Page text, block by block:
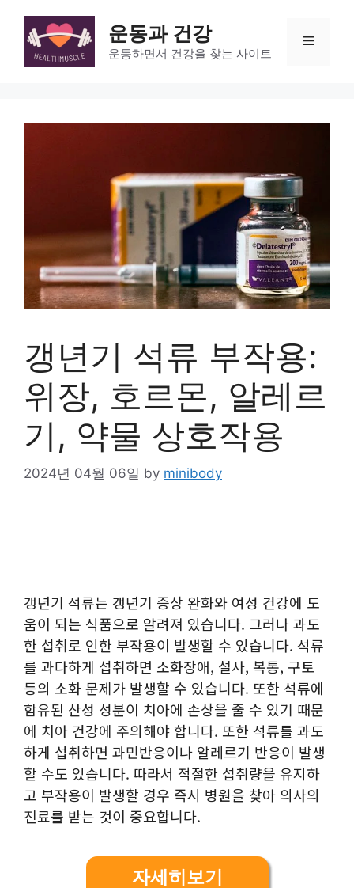
content
운동과 건강
운동하면서 건강을 찾는 사이트
Menu
갱년기 석류 부작용:
위장, 호르몬, 알레르
기, 약물 상호작용
2024년 04월 06일 by minibody
갱년기 석류는 갱년기 증상 완화와 여성 건강에 도
움이 되는 식품으로 알려져 있습니다. 그러나 과도
한 섭취로 인한 부작용이 발생할 수 있습니다. 석류
를 과다하게 섭취하면 소화장애, 설사, 복통, 구토
등의 소화 문제가 발생할 수 있습니다. 또한 석류에
함유된 산성 성분이 치아에 손상을 줄 수 있기 때문
에 치아 건강에 주의해야 합니다. 또한 석류를 과도
하게 섭취하면 과민반응이나 알레르기 반응이 발생
할 수도 있습니다. 따라서 적절한 섭취량을 유지하
고 부작용이 발생할 경우 즉시 병원을 찾아 의사의
진료를 받는 것이 중요합니다.
자세히보기